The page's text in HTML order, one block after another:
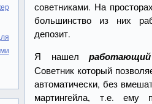
советниками. На
большинство из них
депозит.
Я нашел
Советник который
автоматически, без
мартингейла, т.е.